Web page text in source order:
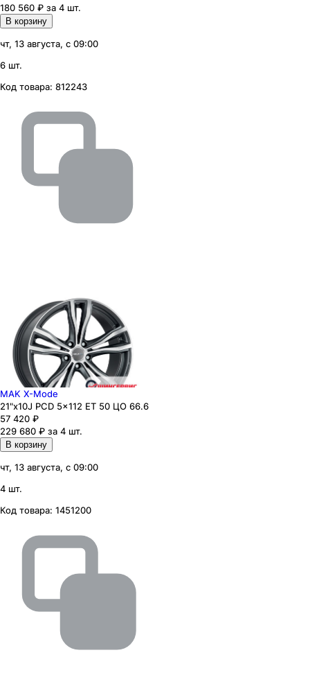
180 560 ₽ за 4 шт.
В корзину
чт, 13 августа, с 09:00
6 шт.
Код товара: 812243
MAK X-Mode
21"x10J PCD 5x112 ЕТ 50 ЦО 66.6
57 420 ₽
229 680 ₽ за 4 шт.
В корзину
чт, 13 августа, с 09:00
4 шт.
Код товара: 1451200